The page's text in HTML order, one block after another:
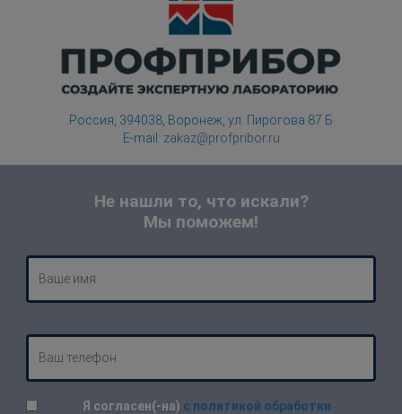
Россия, 394038, Воронеж, ул. Пирогова 87 Б
E-mail: zakaz@profpribor.ru
Не нашли то, что искали?
Мы поможем!
Я согласен(-на) с политикой обработки